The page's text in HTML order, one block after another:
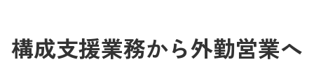
構成支援業務から外勤営業へ